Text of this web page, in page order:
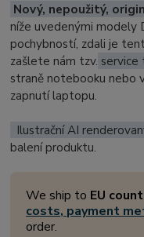
Nový, nepoužitý,
níže uvedenými modely
pochybností, zdali je
zašlete nám tzv. service
straně notebooku nebo
zapnutí laptopu.
Ilustrační AI
balení produktu.
We ship to EU
costs, payment
order.